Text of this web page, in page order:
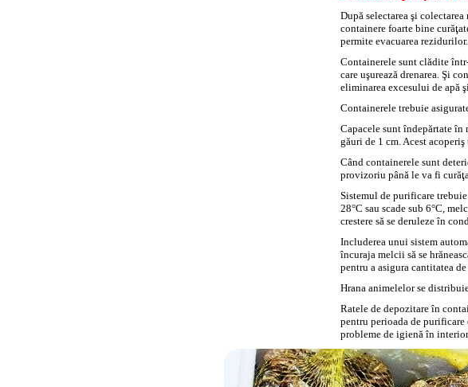
După selectarea şi
containere foarte bine
permite evacuarea rezidurilor.
Containerele sunt clădite
care uşurează drenarea. Şi
eliminarea excesului de apă
Containerele trebuie
Capacele sunt îndepărtate
găuri de 1 cm. Acest
Când containerele sunt
provizoriu până le va fi
Sistemul de purificare
28°C sau scade sub 6°C,
crestere să se deruleze în
Includerea unui sistem
încuraja melcii să se
pentru a asigura cantitatea
Hrana animelelor se
Ratele de depozitare în
pentru perioada de purificare
probleme de igienă în